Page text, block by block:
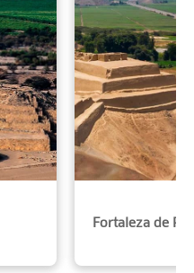
Fortaleza de